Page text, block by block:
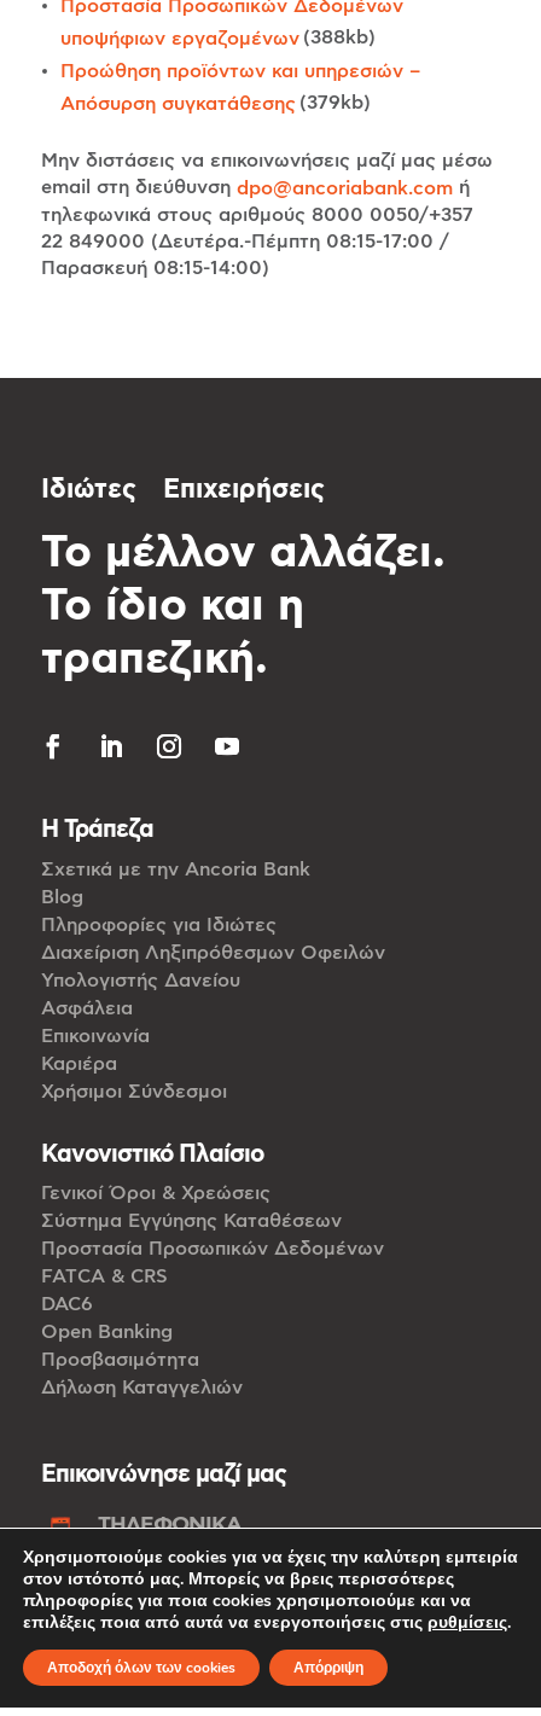
Προστασία Προσωπικών Δεδομένων
υποψήφιων εργαζομένων(388kb)
Προώθηση προϊόντων και υπηρεσιών –
Απόσυρση συγκατάθεσης (379kb)
Μην διστάσεις να επικοινωνήσεις μαζί μας μέσω
email στη διεύθυνση dpo@ancoriabank.comή
τηλεφωνικά στους αριθμούς 8000 0050/+357
22 849000 (Δευτέρα.-Πέμπτη 08:15-17:00 /
Παρασκευή 08:15-14:00)
Ιδιώτες Επιχειρήσεις
Το μέλλον αλλάζει.
Το ίδιο και η
τραπεζική.
Η Τράπεζα
Σχετικά με την Ancoria Bank
Blog
Πληροφορίες για Ιδιώτες
Διαχείριση Ληξιπρόθεσμων Οφειλών
Υπολογιστής Δανείου
Ασφάλεια
Επικοινωνία
Καριέρα
Χρήσιμοι Σύνδεσμοι
Κανονιστικό Πλαίσιο
Γενικοί Όροι & Χρεώσεις
Σύστημα Εγγύησης Καταθέσεων
Προστασία Προσωπικών Δεδομένων
FATCA & CRS
DAC6
Open Banking
Προσβασιμότητα
Δήλωση Καταγγελιών
Επικοινώνησε μαζί μας
ΤΗΛΕΦΩΝΙΚΑ
8000 0050/+357 22 849000(από
εξωτερικό)
ΜΕΣΩ EMAIL
info@ancoriabank.com
Χρησιμοποιούμε cookies για να έχεις την καλύτερη εμπειρία
στον ιστότοπό μας. Μπορείς να βρεις περισσότερες
πληροφορίες για ποια cookies χρησιμοποιούμε και να
επιλέξεις ποια από αυτά να ενεργοποιήσεις στις ρυθμίσεις.
Αποδοχή όλων των cookies Απόρριψη